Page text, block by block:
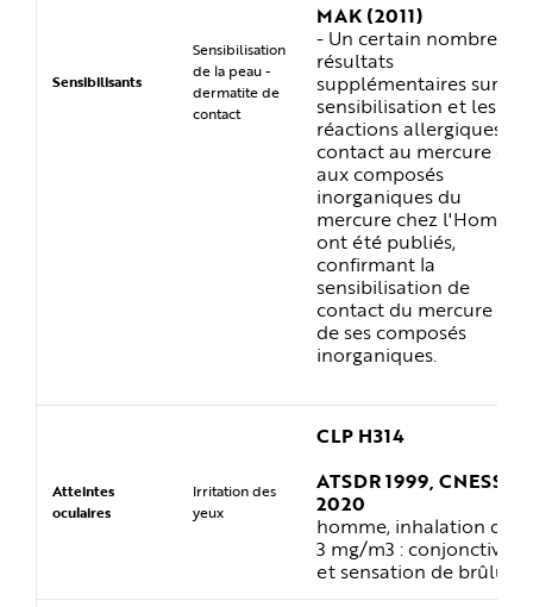
Sensibilisants
Sensibilisation
de la peau -
dermatite de
contact
MAK (2011)
- Un certain nombre de
résultats
supplémentaires sur la
sensibilisation et les
réactions allergiques de
contact au mercure ou
aux composés
inorganiques du
mercure chez l'Homme
ont été publiés,
confirmant la
sensibilisation de
contact du mercure et
de ses composés
inorganiques.
Atteintes
oculaires
Irritation des
yeux
CLP H314
ATSDR 1999, CNESST
2020
homme, inhalation de 1
3 mg/m3 : conjonctivite
et sensation de brûlures